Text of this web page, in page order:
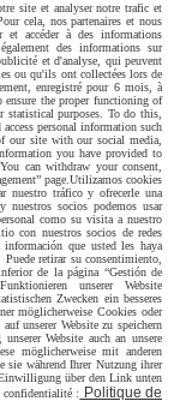
site et analyser notre trafic et
cela, nos partenaires et nous
et accéder à des informations
des informations sur
et d'analyse, qui peuvent
ou qu'ils ont collectées lors de
enregistré pour 6 mois, à
ensure the proper functioning of
statistical purposes. To do this,
personal information such
our site with our social media,
you have provided to
can withdraw your consent,
page. Utilizamos cookies
nuestro tráfico y ofrecerle una
nuestros socios podemos usar
como su visita a nuestro
con nuestros socios de redes
que usted les haya
retirar su consentimiento,
de la página “Gestión de
unserer Website
Zwecken ein besseres
möglicherweise Cookies oder
unserer Website zu speichern
Website auch an unsere
möglicherweise mit anderen
sie während Ihrer Nutzung ihrer
über den Link unten
confidentialité :
Politique de